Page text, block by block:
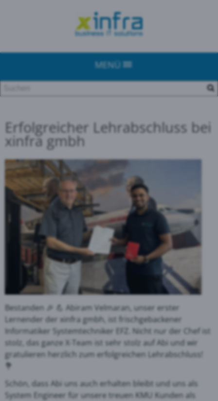
MENÜ
Erfolgreicher Lehrabschluss bei
xinfra gmbh
Bestanden 🎉 💪 Abiram Velmaran, unser erster
Lernender der xinfra gmbh, ist frischgebackener
Informatiker Systemtechniker EFZ. Nicht nur der Chef ist
stolz, das ganze X-Team ist sehr stolz auf Abi und wir
gratulieren herzlich zum erfolgreichen Lehrabschluss!
💐
Schön, dass Abi uns auch erhalten bleibt und uns als
System Engineer für unsere treuen KMU Kunden als